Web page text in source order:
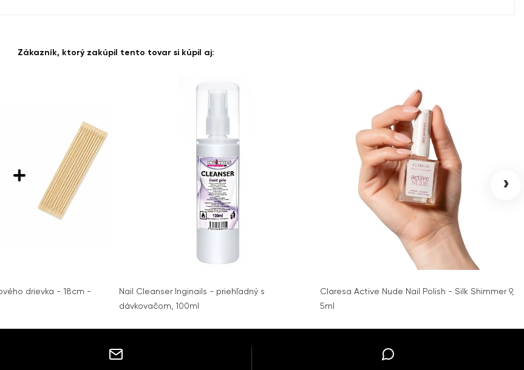
Zákazník, ktorý zakúpil tento tovar si kúpil aj:
drievka - 18cm -
Nail Cleanser Inginails - priehľadný s
dávkovačom, 100ml
Claresa Active Nude Nail Polish - Silk Shimmer 9,
5ml
›